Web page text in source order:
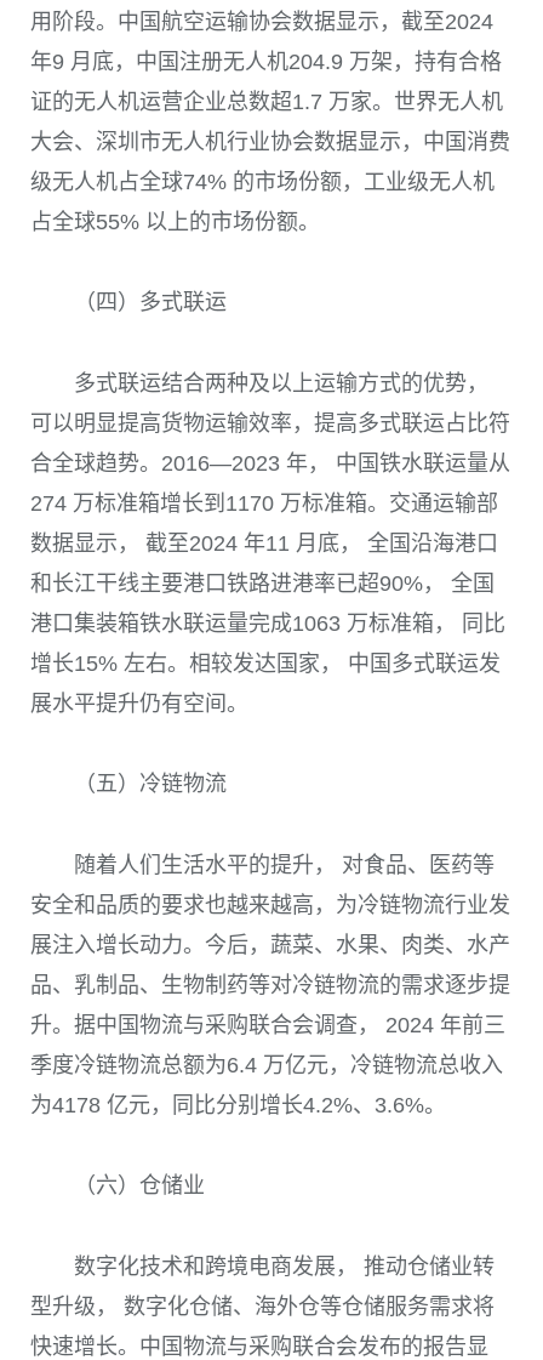
用阶段。中国航空运输协会数据显示，截至2024
年9 月底，中国注册无人机204.9 万架，持有合格
证的无人机运营企业总数超1.7 万家。世界无人机
大会、深圳市无人机行业协会数据显示，中国消费
级无人机占全球74% 的市场份额，工业级无人机
占全球55% 以上的市场份额。
（四）多式联运
多式联运结合两种及以上运输方式的优势，
可以明显提高货物运输效率，提高多式联运占比符
合全球趋势。2016—2023 年， 中国铁水联运量从
274 万标准箱增长到1170 万标准箱。交通运输部
数据显示， 截至2024 年11 月底， 全国沿海港口
和长江干线主要港口铁路进港率已超90%， 全国
港口集装箱铁水联运量完成1063 万标准箱， 同比
增长15% 左右。相较发达国家， 中国多式联运发
展水平提升仍有空间。
（五）冷链物流
随着人们生活水平的提升， 对食品、医药等
安全和品质的要求也越来越高，为冷链物流行业发
展注入增长动力。今后，蔬菜、水果、肉类、水产
品、乳制品、生物制药等对冷链物流的需求逐步提
升。据中国物流与采购联合会调查， 2024 年前三
季度冷链物流总额为6.4 万亿元，冷链物流总收入
为4178 亿元，同比分别增长4.2%、3.6%。
（六）仓储业
数字化技术和跨境电商发展， 推动仓储业转
型升级， 数字化仓储、海外仓等仓储服务需求将
快速增长。中国物流与采购联合会发布的报告显